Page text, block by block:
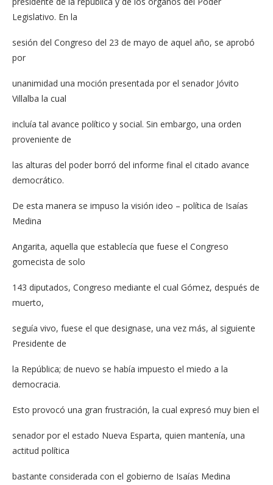
Legislativo. En la
sesión del Congreso del 23 de mayo de aquel año, se aprobó
por
unanimidad una moción presentada por el senador Jóvito
Villalba la cual
incluía tal avance político y social. Sin embargo, una orden
proveniente de
las alturas del poder borró del informe final el citado avance
democrático.
De esta manera se impuso la visión ideo – política de Isaías
Medina
Angarita, aquella que establecía que fuese el Congreso
gomecista de solo
143 diputados, Congreso mediante el cual Gómez, después de
muerto,
seguía vivo, fuese el que designase, una vez más, al siguiente
Presidente de
la República; de nuevo se había impuesto el miedo a la
democracia.
Esto provocó una gran frustración, la cual expresó muy bien el
senador por el estado Nueva Esparta, quien mantenía, una
actitud política
bastante considerada con el gobierno de Isaías Medina